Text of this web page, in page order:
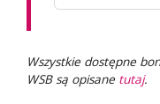
Wszystkie dostępne
WSB są opisane tutaj.